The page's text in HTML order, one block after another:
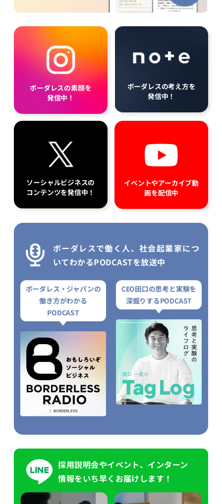
ボーダレスの素顔を
発信中！
ボーダレスの考え方を
発信中！
ソーシャルビジネスの
コンテンツを発信中！
イベントやアーカイブ動
画を配信中
ボーダレスで働く人、社会起業家につ
いてわかるPODCASTを放送中
ボーダレス・ジャパンの
働き方がわかる
PODCAST
CEO田口の思考と実験を
深掘りするPODCAST
採用説明会やイベント、インターン
情報をいち早くお届けします！